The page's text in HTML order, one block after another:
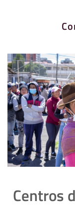
Centros